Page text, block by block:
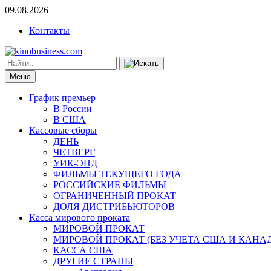
09.08.2026
Контакты
Меню
График премьер
В России
В США
Кассовые сборы
ДЕНЬ
ЧЕТВЕРГ
УИК-ЭНД
ФИЛЬМЫ ТЕКУЩЕГО ГОДА
РОССИЙСКИЕ ФИЛЬМЫ
ОГРАНИЧЕННЫЙ ПРОКАТ
ДОЛЯ ДИСТРИБЬЮТОРОВ
Касса мирового проката
МИРОВОЙ ПРОКАТ
МИРОВОЙ ПРОКАТ (БЕЗ УЧЕТА США И
КАССА США
ДРУГИЕ СТРАНЫ